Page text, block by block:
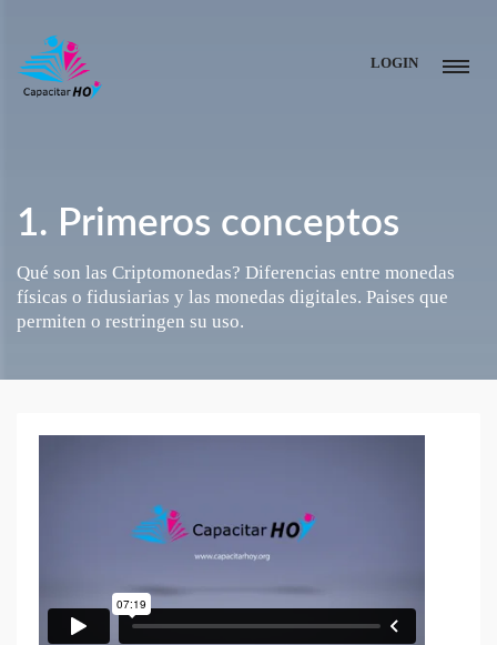
LOGIN
1. Primeros conceptos
Qué son las Criptomonedas? Diferencias entre monedas
físicas o fidusiarias y las monedas digitales. Paises que
permiten o restringen su uso.